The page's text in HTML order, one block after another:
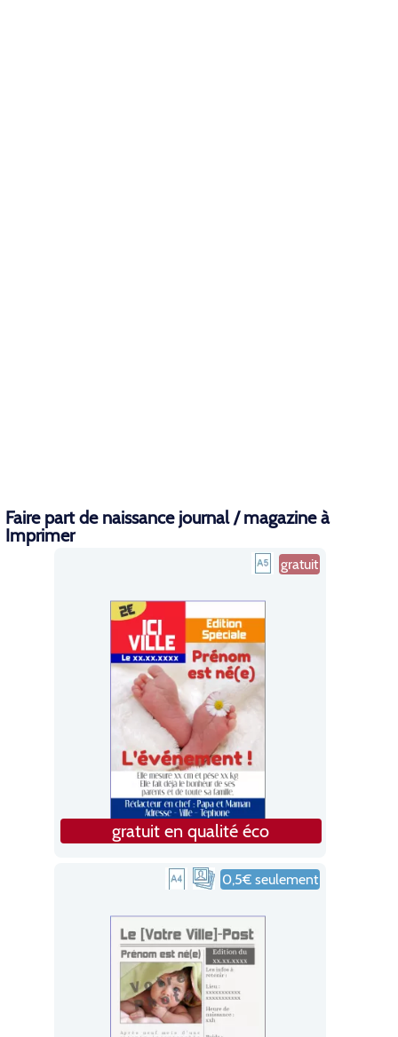
Faire part de naissance journal / magazine à
Imprimer
gratuit
gratuit en qualité éco
0,5€ seulement